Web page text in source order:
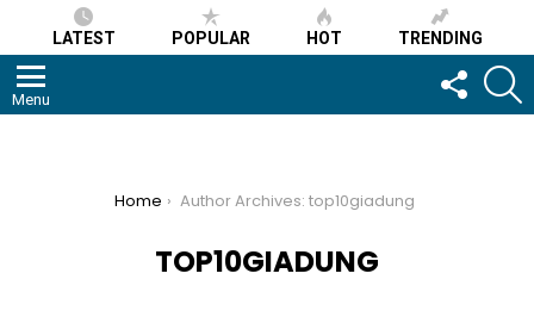
LATEST POPULAR HOT TRENDING
Menu
FOLLOW
US
You are here:Home Author Archives: top10giadung
TOP10GIADUNG